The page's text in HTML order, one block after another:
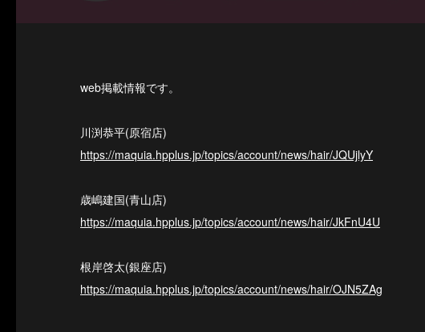
web掲載情報です。
川渕恭平(原宿店)
https://maquia.hpplus.jp/topics/account/news/hair/JQUjlyY
歳嶋建国(青山店)
https://maquia.hpplus.jp/topics/account/news/hair/JkFnU4U
根岸啓太(銀座店)
https://maquia.hpplus.jp/topics/account/news/hair/OJN5ZAg